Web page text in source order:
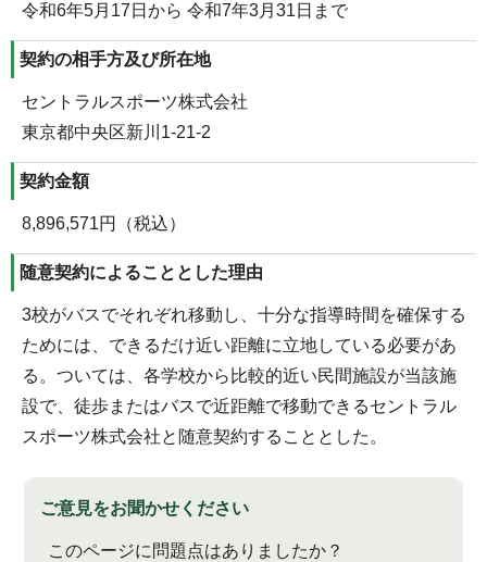
令和6年5月17日から 令和7年3月31日まで
契約の相手方及び所在地
セントラルスポーツ株式会社
東京都中央区新川1-21-2
契約金額
8,896,571円（税込）
随意契約によることとした理由
3校がバスでそれぞれ移動し、十分な指導時間を確保する
ためには、できるだけ近い距離に立地している必要があ
る。ついては、各学校から比較的近い民間施設が当該施
設で、徒歩またはバスで近距離で移動できるセントラル
スポーツ株式会社と随意契約することとした。
ご意見をお聞かせください
このページに問題点はありましたか？